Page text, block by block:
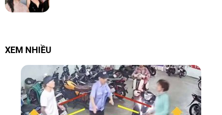
XEM NHIỀU